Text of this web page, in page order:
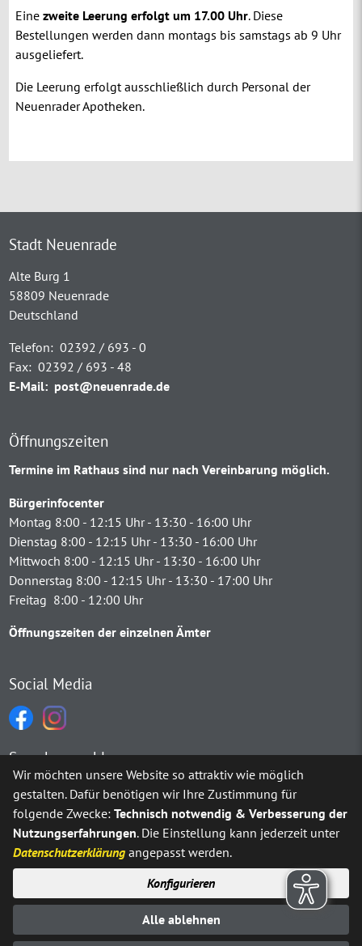
Einezweite Leerung erfolgt um 17.00 Uhr. Diese
Bestellungen werden dann montags bis samstags ab 9 Uhr
ausgeliefert.
Die Leerung erfolgt ausschließlich durch Personal der
Neuenrader Apotheken.
Stadt Neuenrade
Alte Burg 1
58809 Neuenrade
Deutschland
Telefon: 02392 / 693 - 0
Fax: 02392 / 693 - 48
E-Mail: post@neuenrade.de
Öffnungszeiten
Termine im Rathaus sind nur nach Vereinbarung möglich.
Bürgerinfocenter
Montag 8:00 - 12:15 Uhr - 13:30 - 16:00 Uhr
Dienstag 8:00 - 12:15 Uhr - 13:30 - 16:00 Uhr
Mittwoch 8:00 - 12:15 Uhr - 13:30 - 16:00 Uhr
Donnerstag 8:00 - 12:15 Uhr - 13:30 - 17:00 Uhr
Freitag 8:00 - 12:00 Uhr
Öffnungszeiten der einzelnen Ämter
Social Media
Sprachauswahl
Möchten Sie vonGoogle Translate bereitgestellte externe
Ja Immer
Impressum
Datenschutz
Erklärung zur Barrierefreiheit Kontakt
Wir möchten unsere Website so attraktiv wie möglich
gestalten. Dafür benötigen wir Ihre Zustimmung für
folgende Zwecke:Technisch notwendig & Verbesserung der
Nutzungserfahrungen. Die Einstellung kann jederzeit unter
Datenschutzerklärung angepasst werden.
Konfigurieren
Alle ablehnen